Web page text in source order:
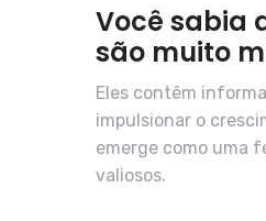
Você sabia
são muito
Eles contêm
impulsionar o
emerge como uma
valiosos.